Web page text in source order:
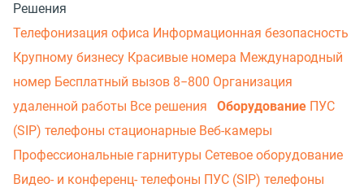
Решения
Телефонизация офиса Информационная безопасность
Крупному бизнесу Красивые номера Международный
номер Бесплатный вызов 8−800 Организация
удаленной работы Все решения Оборудование ПУС
(SIP) телефоны стационарные Веб-камеры
Профессиональные гарнитуры Сетевое оборудование
Видео- и конференц- телефоны ПУС (SIP) телефоны